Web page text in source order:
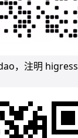
，注明 higress